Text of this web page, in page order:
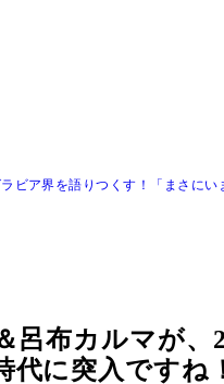
ビア界を語りつくす！「まさにい
呂布カルマが
代に突入ですね